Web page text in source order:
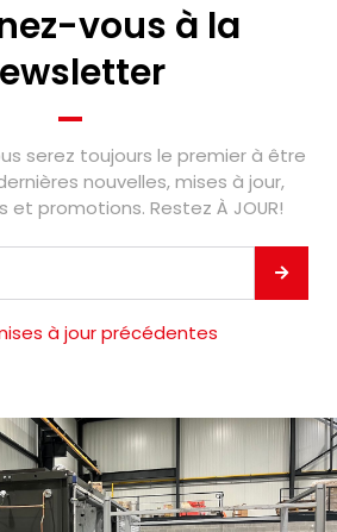
vous à la
serez toujours le premier à être
nouvelles, mises à jour,
et promotions. Restez À JOUR!
à jour précédentes